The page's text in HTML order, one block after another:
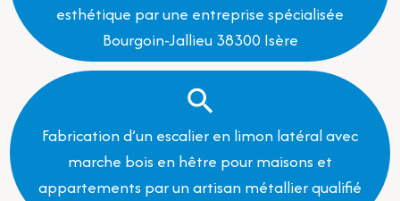
esthétique par une entreprise spécialisée
Bourgoin-Jallieu 38300 Isère
Fabrication d’un escalier en limon latéral avec
marche bois en hêtre pour maisons et
appartements par un artisan métallier qualifié